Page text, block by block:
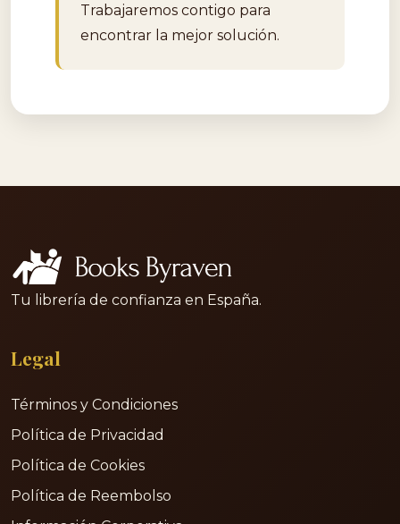
Trabajaremos contigo para
encontrar la mejor solución.
Tu librería de confianza en España.
Legal
Términos y Condiciones
Política de Privacidad
Política de Cookies
Política de Reembolso